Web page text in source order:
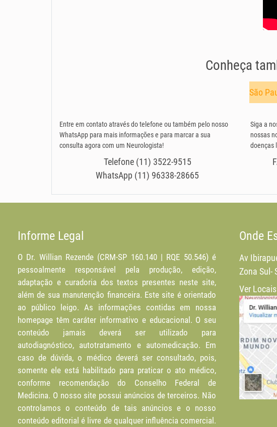
Conheça
São
Entre em contato através do telefone ou também pelo nosso
WhatsApp para mais informações e para marcar a sua
consulta agora com um Neurologista!
Telefone (11) 3522-9515
WhatsApp (11) 96338-28665
Siga a
nossas
doenças
Informe Legal
O Dr. Willian Rezende (CRM-SP 160.140 | RQE 50.546) é
pessoalmente responsável pela produção, edição,
adaptação e curadoria dos textos presentes neste site,
além de sua manutenção financeira. Este site é orientado
ao público leigo. As informações contidas em nossa
homepage têm caráter informativo e educacional. O seu
conteúdo jamais deverá ser utilizado para
autodiagnóstico, autotratamento e automedicação. Em
caso de dúvida, o médico deverá ser consultado, pois,
somente ele está habilitado para praticar o ato médico,
conforme recomendação do Conselho Federal de
Medicina. O nosso site possui anúncios de terceiros. Não
controlamos o conteúdo de tais anúncios e o nosso
conteúdo editorial é livre de qualquer influência comercial.
Onde
Av
Zona Sul-
Ver